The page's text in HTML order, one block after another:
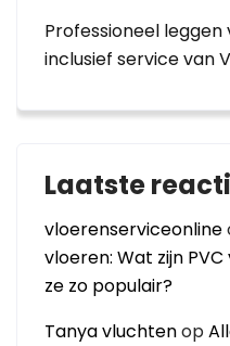
Professioneel
inclusief service van
Laatste
vloerenserviceonline
vloeren: Wat zijn
ze zo populair?
Tanya vluchtenop